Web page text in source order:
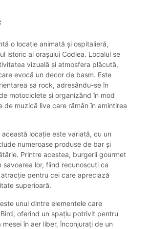
o locație animată și ospitalieră,
istoric al orașului Codlea. Localul se
vizuală și atmosfera plăcută,
evocă un decor de basm. Este
sa rock, adresându-se în
motociclete și organizând în mod
de muzică live care rămân în amintirea
locație este variată, cu un
numeroase produse de bar și
Printre acestea, burgerii gourmet
savoarea lor, fiind recunoscuți ca
pentru cei care apreciază
superioară.
unul dintre elementele care
oferind un spațiu potrivit pentru
mesei în aer liber, înconjurați de un